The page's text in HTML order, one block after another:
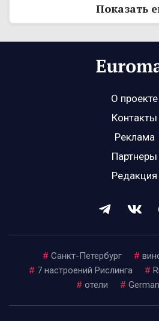
Показать
О проекте
Контакты
Реклама
Партнеры
Редакция
# Санкт-Петербург #
# 7 настроений Рислинга #
# отели #